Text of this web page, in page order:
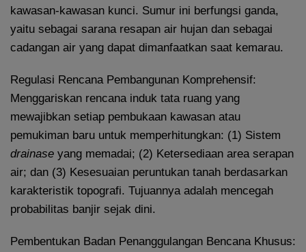
kawasan-kawasan kunci. Sumur ini berfungsi ganda,
yaitu sebagai sarana resapan air hujan dan sebagai
cadangan air yang dapat dimanfaatkan saat kemarau.
Regulasi Rencana Pembangunan Komprehensif:
Menggariskan rencana induk tata ruang yang
mewajibkan setiap pembukaan kawasan atau
pemukiman baru untuk memperhitungkan: (1) Sistem
drainase yang memadai; (2) Ketersediaan area serapan
air; dan (3) Kesesuaian peruntukan tanah berdasarkan
karakteristik topografi. Tujuannya adalah mencegah
probabilitas banjir sejak dini.
Pembentukan Badan Penanggulangan Bencana Khusus: